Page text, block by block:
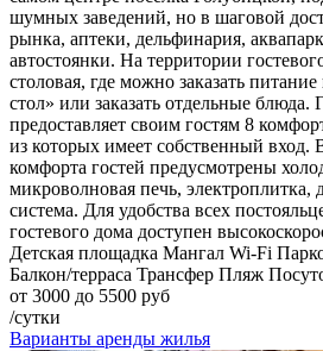
шумных заведений, но в шаговой
рынка, аптеки, дельфинария,
автостоянки. На территории
столовая, где можно заказать
стол» или заказать отдельные блюда.
предоставляет своим гостям 8
из которых имеет собственный вход.
комфорта гостей предусмотрены
микроволновая печь, электроплитка,
система. Для удобства всех
гостевого дома доступен
Детская площадка Мангал Wi-Fi
Балкон/терраса Трансфер Пляж
от 3000 до 5500 руб
/сутки
Варианты аренды жилья